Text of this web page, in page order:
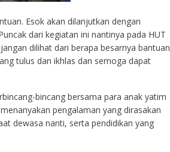
Esok akan dilanjutkan dengan
dari kegiatan ini nantinya pada HUT
dilihat dari berapa besarnya bantuan
tulus dan ikhlas dan semoga dapat
bincang bersama para anak yatim
pengalaman yang dirasakan
dewasa nanti, serta pendidikan yang